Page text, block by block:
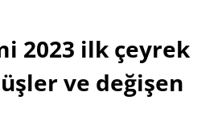
2023 ilk çeyrek
ve değişen